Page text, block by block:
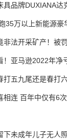
具品牌DUXIANA达
35万以上新能源豪
非法开采矿产！被
！亚马逊2022年净
打五九尾还是春打
相连 百年中仅有6
下未成年儿子无人